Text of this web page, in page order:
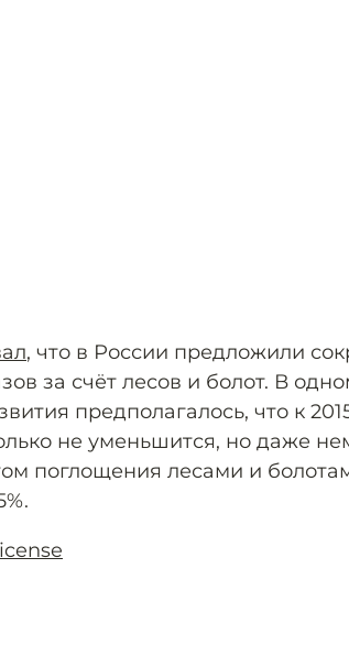
, что в России предложили
за счёт лесов и болот. В
предполагалось, что к
не уменьшится, но даже
поглощения лесами и